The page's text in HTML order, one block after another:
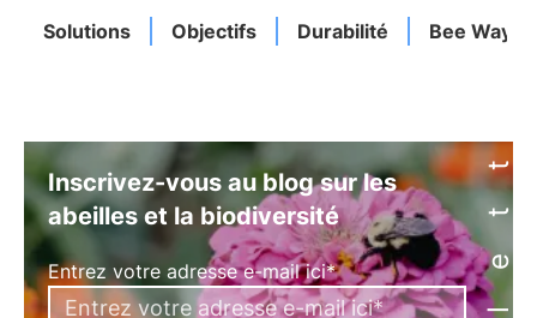
Solutions Objectifs Durabilité Bee Way
Inscrivez-vous au blog sur les
abeilles et la biodiversité
Entrez votre adresse e-mail ici*